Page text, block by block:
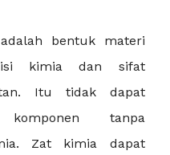
bentuk materi
kimia dan sifat
Itu tidak dapat
tanpa
Zat kimia dapat